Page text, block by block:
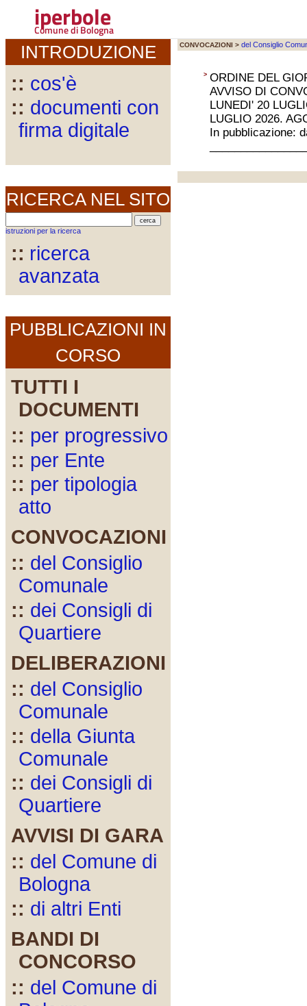
iperbole
Comune di Bologna
INTRODUZIONE
:: cos'è
:: documenti con
firma digitale
RICERCA NEL SITO
istruzioni per la ricerca
:: ricerca
avanzata
PUBBLICAZIONI IN
CORSO
TUTTI I
DOCUMENTI
:: per progressivo
:: per Ente
:: per tipologia
atto
CONVOCAZIONI
:: del Consiglio
Comunale
:: dei Consigli di
Quartiere
DELIBERAZIONI
:: del Consiglio
Comunale
:: della Giunta
Comunale
:: dei Consigli di
Quartiere
AVVISI DI GARA
:: del Comune di
Bologna
:: di altri Enti
BANDI DI
CONCORSO
:: del Comune di
CONVOCAZIONI > del Consiglio
> ORDINE DEL
AVVISO DI
LUNEDI' 20
LUGLIO 2026.
In pubblicazione: